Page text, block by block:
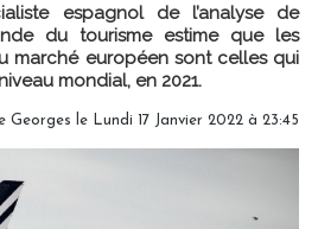
espagnol de l’analyse de
du tourisme estime que les
marché européen sont celles qui
mondial, en 2021.
Georges le Lundi 17 Janvier 2022 à 23:45